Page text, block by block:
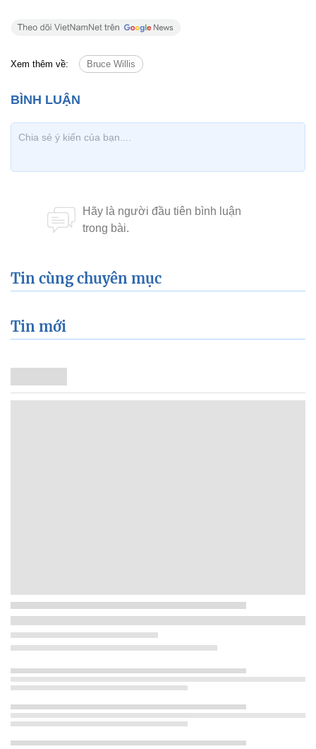
Xem thêm về: Bruce Willis
Tin cùng chuyên mục
Tin mới